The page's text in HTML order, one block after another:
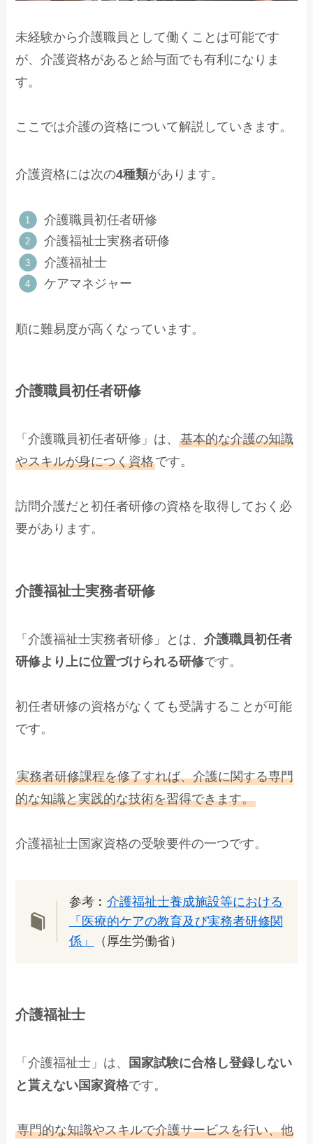
未経験から介護職員として働くことは可能です
が、介護資格があると給与面でも有利になりま
す。
ここでは介護の資格について解説していきます。
介護資格には次の4種類があります。
介護職員初任者研修
介護福祉士実務者研修
介護福祉士
ケアマネジャー
順に難易度が高くなっています。
介護職員初任者研修
「介護職員初任者研修」は、基本的な介護の知識
やスキルが身につく資格です。
訪問介護だと初任者研修の資格を取得しておく必
要があります。
介護福祉士実務者研修
「介護福祉士実務者研修」とは、介護職員初任者
研修より上に位置づけられる研修です。
初任者研修の資格がなくても受講することが可能
です。
実務者研修課程を修了すれば、介護に関する専門
的な知識と実践的な技術を習得できます。
介護福祉士国家資格の受験要件の一つです。
参考︰ 介護福祉士養成施設等における
「医療的ケアの教育及び実務者研修関
係」
（厚生労働省）
介護福祉士
「介護福祉士」は、
国家試験に合格し登録しない
と貰えない国家資格です。
専門的な知識やスキルで介護サービスを行い、他